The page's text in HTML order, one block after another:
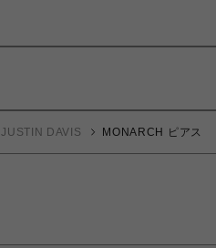
JUSTIN DAVIS MONARCH ピアス